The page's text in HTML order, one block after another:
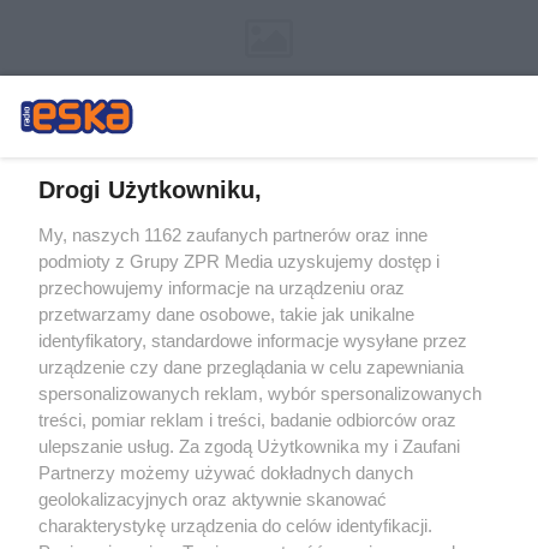
Żaden utwór zamieszczony w serwisie nie może być powielany i
rozpowszechniany lub dalej rozpowszechniany w jakikolwiek sposób (w
tym także elektroniczny lub mechaniczny) na jakimkolwiek polu
eksploatacji w jakiejkolwiek formie, włącznie z umieszczaniem w Internecie
bez pisemnej zgody właściciela praw. Jakiekolwiek użycie lub
wykorzystanie utworów w całości lub w części z naruszeniem prawa, tzn.
bez właściwej zgody, jest zabronione pod groźbą kary i może być ścigane
prawnie.
Drogi Użytkowniku,
My, naszych 1162 zaufanych partnerów oraz inne
podmioty z Grupy ZPR Media uzyskujemy dostęp i
przechowujemy informacje na urządzeniu oraz
przetwarzamy dane osobowe, takie jak unikalne
identyfikatory, standardowe informacje wysyłane przez
urządzenie czy dane przeglądania w celu zapewniania
spersonalizowanych reklam, wybór spersonalizowanych
treści, pomiar reklam i treści, badanie odbiorców oraz
ulepszanie usług. Za zgodą Użytkownika my i Zaufani
Partnerzy możemy używać dokładnych danych
geolokalizacyjnych oraz aktywnie skanować
charakterystykę urządzenia do celów identyfikacji.